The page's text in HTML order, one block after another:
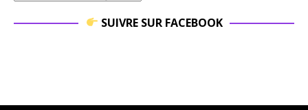
SUIVRE SUR FACEBOOK